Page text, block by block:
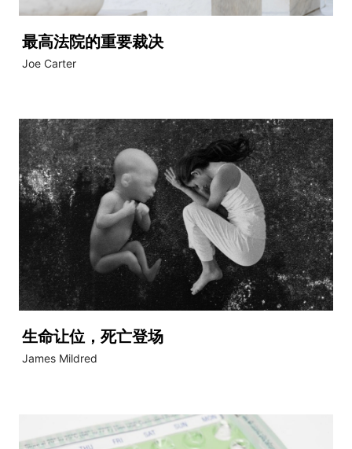
最高法院的重要裁决
Joe Carter
生命让位，死亡登场
James Mildred